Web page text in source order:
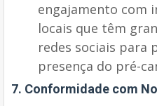
engajamento com
locais que têm
redes sociais para
presença do pré-
7. Conformidade com